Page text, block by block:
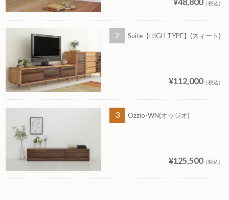
（税込）
Suite【HIGH TYPE】(スィート)
¥112,000（税込）
Ozzio-WN(オッジオ)
¥125,500（税込）